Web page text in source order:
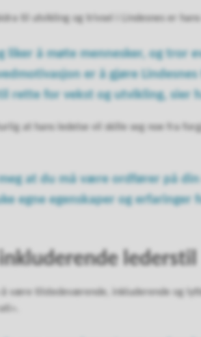
til utvikling og trivsel i Lindesnes er
liker å møte mennesker, og tror
er å gjøre
rette for vekst og utvikling, sier
at hans ledelse vil skille seg noe fra
at du må være ordfører på
egne egenskaper og erfaringer
lederstil
å være tilstedeværende, inkluderende og